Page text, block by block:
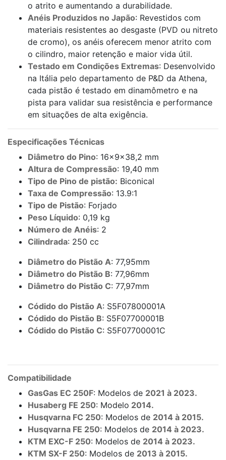
o atrito e aumentando a durabilidade.
Anéis Produzidos no Japão: Revestidos com
materiais resistentes ao desgaste (PVD ou nitreto
de cromo), os anéis oferecem menor atrito com
o cilindro, maior retenção e maior vida útil.
Testado em Condições Extremas: Desenvolvido
na Itália pelo departamento de P&D da Athena,
cada pistão é testado em dinamômetro e na
pista para validar sua resistência e performance
em situações de alta exigência.
Especificações Técnicas
Diâmetro do Pino: 16x9x38,2 mm
Altura de Compressão: 19,40 mm
Tipo de Pino de pistão: Biconical
Taxa de Compressão: 13.9:1
Tipo de Pistão: Forjado
Peso Líquido: 0,19 kg
Número de Anéis: 2
Cilindrada: 250 cc
Diâmetro do Pistão A: 77,95mm
Diâmetro do Pistão B: 77,96mm
Diâmetro do Pistão C: 77,97mm
Códido do Pistão A: S5F07800001A
Códido do Pistão B: S5F07700001B
Códido do Pistão C: S5F07700001C
Compatibilidade
GasGas EC 250F: Modelos de 2021 à 2023.
Husaberg FE 250: Modelo 2014.
Husqvarna FC 250: Modelos de 2014 à 2015.
Husqvarna FE 250: Modelos de 2014 à 2023.
KTM EXC-F 250: Modelos de 2014 à 2023.
KTM SX-F 250: Modelos de 2013 à 2015.